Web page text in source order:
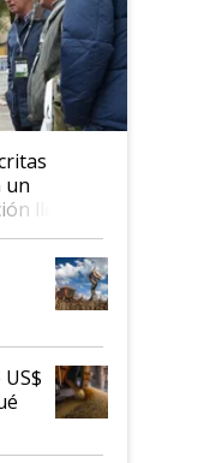
un
llegó
se